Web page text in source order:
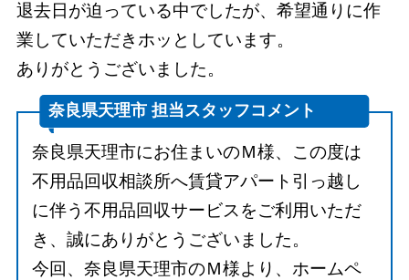
退去日が迫っている中でしたが、希望通りに作
業していただきホッとしています。
ありがとうございました。
奈良県天理市 担当スタッフコメント
奈良県天理市にお住まいのＭ様、この度は
不用品回収相談所へ賃貸アパート引っ越し
に伴う不用品回収サービスをご利用いただ
き、誠にありがとうございました。
今回、奈良県天理市のＭ様より、ホームペ